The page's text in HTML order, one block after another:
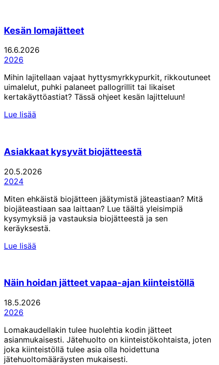
Kesän lomajätteet
16.6.2026
2026
Mihin lajitellaan vajaat hyttysmyrkkypurkit, rikkoutuneet
uimalelut, puhki palaneet pallogrillit tai likaiset
kertakäyttöastiat? Tässä ohjeet kesän lajitteluun!
Lue lisää
Asiakkaat kysyvät biojätteestä
20.5.2026
2024
Miten ehkäistä biojätteen jäätymistä jäteastiaan? Mitä
biojäteastiaan saa laittaan? Lue täältä yleisimpiä
kysymyksiä ja vastauksia biojätteestä ja sen
keräyksestä.
Lue lisää
Näin hoidan jätteet vapaa-ajan kiinteistöllä
18.5.2026
2026
Lomakaudellakin tulee huolehtia kodin jätteet
asianmukaisesti. Jätehuolto on kiinteistökohtaista, joten
joka kiinteistöllä tulee asia olla hoidettuna
jätehuoltomääräysten mukaisesti.